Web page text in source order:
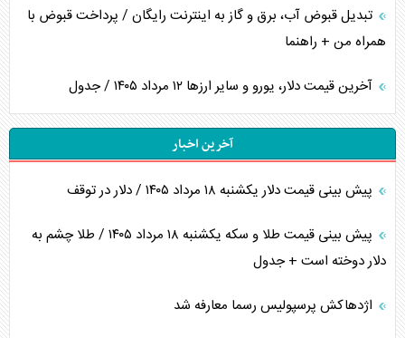
تبدیل قبوض آب، برق و گاز به اینترنت رایگان / پرداخت قبوض با
همراه من + راهنما
آخرین قیمت دلار، یورو و سایر ارز‌ها ۱۲ مرداد ۱۴۰۵ / جدول
آخرین اخبار
پیش بینی قیمت دلار یکشنبه ۱۸ مرداد ۱۴۰۵ / دلار در توقف
پیش بینی قیمت طلا و سکه یکشنبه ۱۸ مرداد ۱۴۰۵ / طلا چشم به
دلار دوخته است + جدول
اژدهاکش پرسپولیس رسما معارفه شد